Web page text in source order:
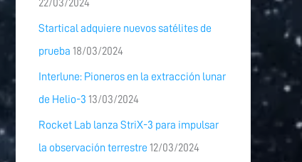
22/03/2024
Startical adquiere nuevos satélites de
prueba 18/03/2024
Interlune: Pioneros en la extracción lunar
de Helio-3 13/03/2024
Rocket Lab lanza StriX-3 para impulsar
la observación terrestre 12/03/2024